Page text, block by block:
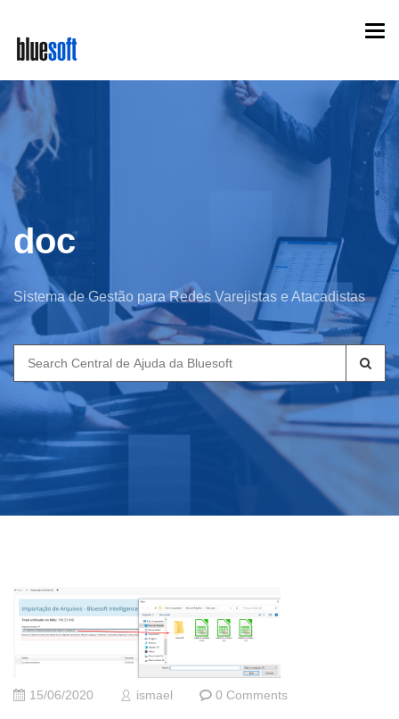
main
content
doc
Sistema de Gestão para Redes Varejistas e Atacadistas
Search
for:
15/06/2020 ismael 0 Comments